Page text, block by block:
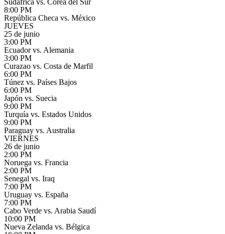
Sudáfrica vs. Corea del Sur
8:00 PM
República Checa vs. México
JUEVES
25 de junio
3:00 PM
Ecuador vs. Alemania
3:00 PM
Curazao vs. Costa de Marfil
6:00 PM
Túnez vs. Países Bajos
6:00 PM
Japón vs. Suecia
9:00 PM
Turquía vs. Estados Unidos
9:00 PM
Paraguay vs. Australia
VIERNES
26 de junio
2:00 PM
Noruega vs. Francia
2:00 PM
Senegal vs. Iraq
7:00 PM
Uruguay vs. España
7:00 PM
Cabo Verde vs. Arabia Saudí
10:00 PM
Nueva Zelanda vs. Bélgica